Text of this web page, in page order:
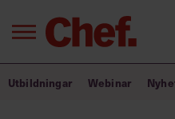
Bra ledare
Utbildningar Webinar